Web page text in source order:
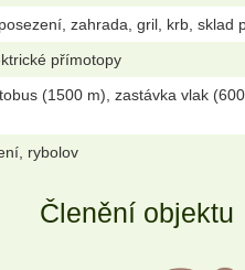
zahrada, gril, krb, sklad
přímotopy
(1500 m), zastávka vlak
rybolov
Členění objektu